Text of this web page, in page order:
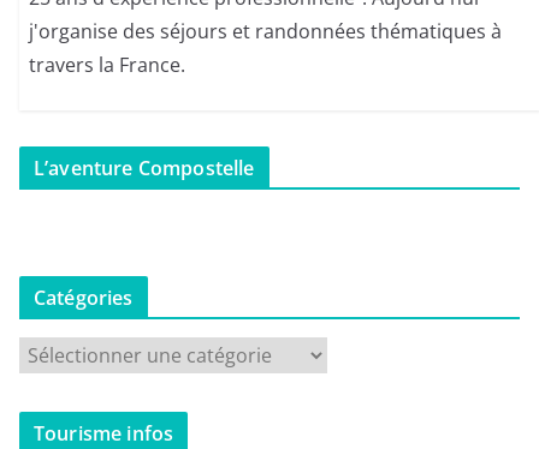
j'organise des séjours et randonnées thématiques à
travers la France.
L’aventure Compostelle
Catégories
t
Tourisme infos